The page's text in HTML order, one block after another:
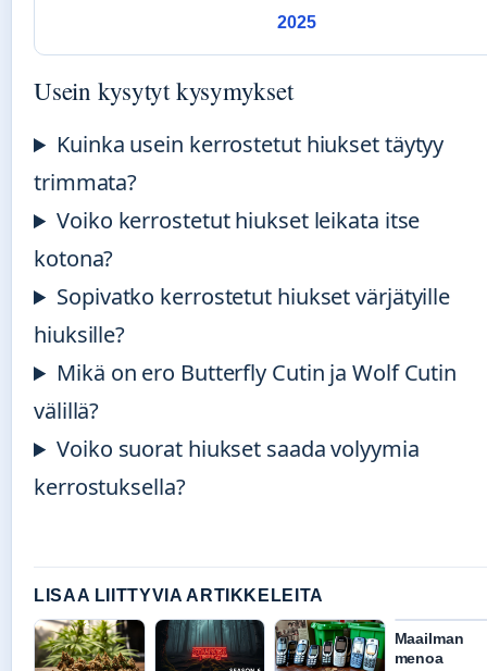
2025
Usein kysytyt kysymykset
Kuinka usein kerrostetut hiukset täytyy
trimmata?
Voiko kerrostetut hiukset leikata itse
kotona?
Sopivatko kerrostetut hiukset värjätyille
hiuksille?
Mikä on ero Butterfly Cutin ja Wolf Cutin
välillä?
Voiko suorat hiukset saada volyymia
kerrostuksella?
LISAA LIITTYVIA ARTIKKELEITA
Maailman
menoa